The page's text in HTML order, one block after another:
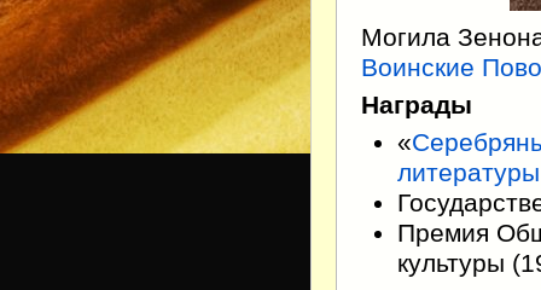
Могила
Воинские
Награды
«
литературы
Премия
культуры